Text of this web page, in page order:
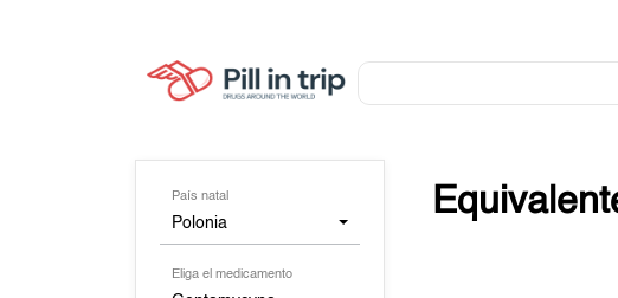
País natal
Polonia
Eliga el medicamento